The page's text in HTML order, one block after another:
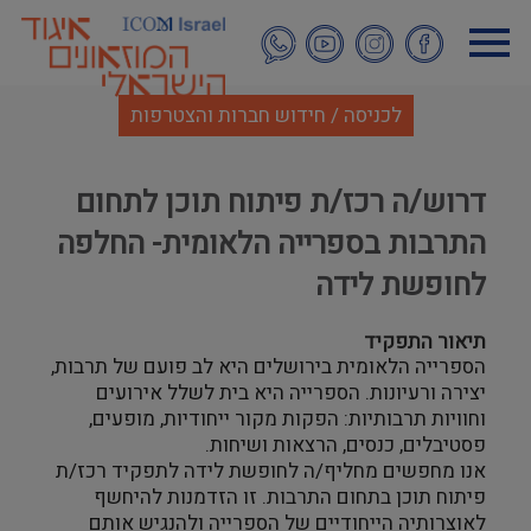
לתוכן
העיקרי
לכניסה / חידוש חברות והצטרפות
דרוש/ה רכז/ת פיתוח תוכן לתחום
התרבות בספרייה הלאומית- החלפה
לחופשת לידה
תיאור התפקיד
הספרייה הלאומית בירושלים היא לב פועם של תרבות,
יצירה ורעיונות. הספרייה היא בית לשלל אירועים
וחוויות תרבותיות: הפקות מקור ייחודיות, מופעים,
פסטיבלים, כנסים, הרצאות ושיחות.
אנו מחפשים מחליף/ה לחופשת לידה לתפקיד רכז/ת
פיתוח תוכן בתחום התרבות. זו הזדמנות להיחשף
לאוצרותיה הייחודיים של הספרייה ולהנגיש אותם